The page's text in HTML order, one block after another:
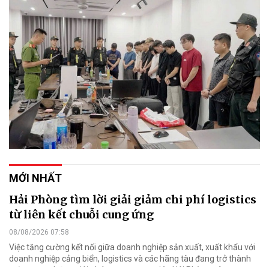
MỚI NHẤT
Hải Phòng tìm lời giải giảm chi phí logistics
từ liên kết chuỗi cung ứng
08/08/2026 07:58
Việc tăng cường kết nối giữa doanh nghiệp sản xuất, xuất khẩu với
doanh nghiệp cảng biển, logistics và các hãng tàu đang trở thành